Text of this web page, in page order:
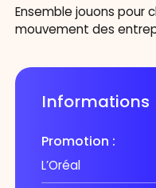
Ensemble jouons pour
mouvement des
Informations
Promotion :
L’Oréal